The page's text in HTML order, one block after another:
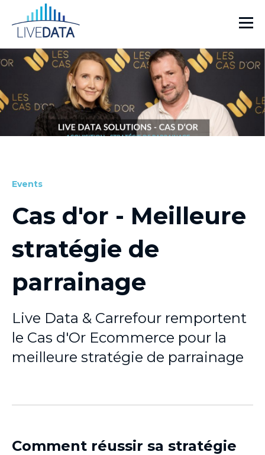
Events
Cas d'or - Meilleure
stratégie de
parrainage
Live Data & Carrefour remportent
le Cas d'Or Ecommerce pour la
meilleure stratégie de parrainage
Comment réussir sa stratégie